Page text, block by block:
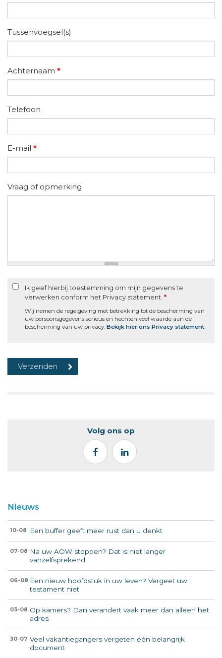
Tussenvoegsel(s)
Achternaam *
Telefoon
E-mail *
Vraag of opmerking
Ik geef hierbij toestemming om mijn gegevens te
verwerken conform het Privacy statement. *
Wij nemen de regelgeving met betrekking tot de bescherming van
uw persoonsgegevens serieus en hechten veel waarde aan de
bescherming van uw privacy. Bekijk hier ons Privacy statement.
Volg ons op
Nieuws
10-08 Een buffer geeft meer rust dan u denkt
07-08 Na uw AOW stoppen? Dat is niet langer
vanzelfsprekend
06-08 Een nieuw hoofdstuk in uw leven? Vergeet uw
testament niet
03-08 Op kamers? Dan verandert vaak meer dan alleen het
adres
30-07 Veel vakantiegangers vergeten één belangrijk
document